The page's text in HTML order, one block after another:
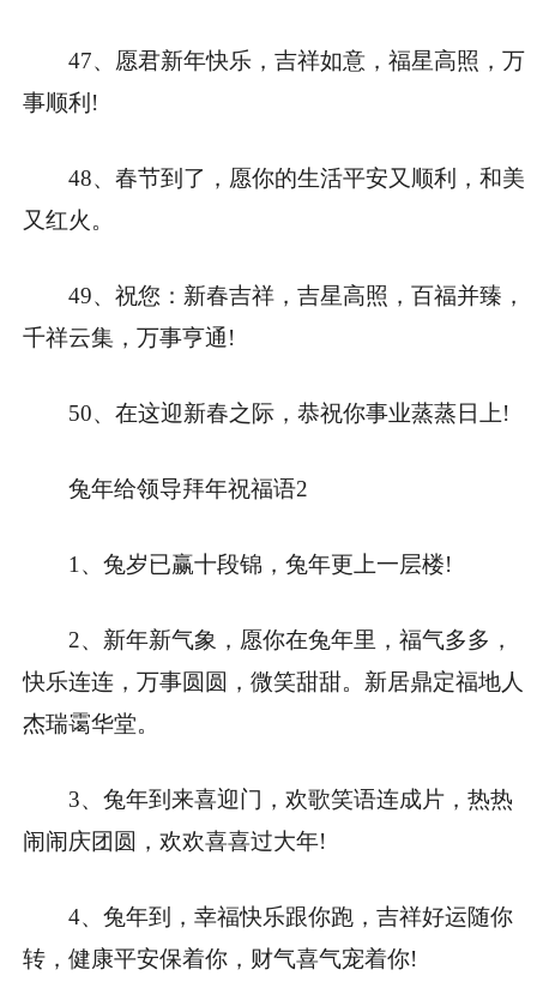
47、愿君新年快乐，吉祥如意，福星高照，万
事顺利!
48、春节到了，愿你的生活平安又顺利，和美
又红火。
49、祝您：新春吉祥，吉星高照，百福并臻，
千祥云集，万事亨通!
50、在这迎新春之际，恭祝你事业蒸蒸日上!
兔年给领导拜年祝福语2
1、兔岁已赢十段锦，兔年更上一层楼!
2、新年新气象，愿你在兔年里，福气多多，
快乐连连，万事圆圆，微笑甜甜。新居鼎定福地人
杰瑞霭华堂。
3、兔年到来喜迎门，欢歌笑语连成片，热热
闹闹庆团圆，欢欢喜喜过大年!
4、兔年到，幸福快乐跟你跑，吉祥好运随你
转，健康平安保着你，财气喜气宠着你!